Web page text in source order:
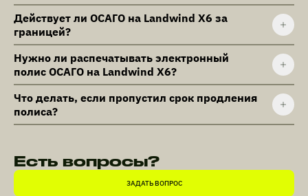
Действует ли ОСАГО на Landwind X6 за
границей?
Нужно ли распечатывать электронный
полис ОСАГО на Landwind X6?
Что делать, если пропустил срок продления
полиса?
Есть вопросы?
ЗАДАТЬ ВОПРОС